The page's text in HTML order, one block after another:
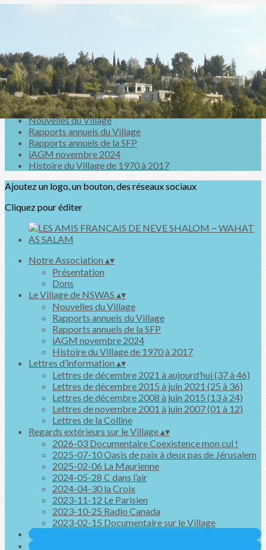
Menu
<
>
Nouvelles du Village
Rapports annuels du Village
Rapports annuels de la SFP
iAGM novembre 2024
Histoire du Village de 1970 à 2017
Ajoutez un logo, un bouton, des réseaux sociaux
Cliquez pour éditer
Notre Association ▴▾
Présentation
Dons
Le Village de NSWAS ▴▾
Nouvelles du Village
Rapports annuels du Village
Rapports annuels de la SFP
iAGM novembre 2024
Histoire du Village de 1970 à 2017
Lettres d’information ▴▾
Lettres de décembre 2021 à aujourd’hui (37 à 46)
Lettres de décembre 2015 à juin 2021 (25 à 36)
Lettres de décembre 2008 à juin 2015 (13 à 24)
Lettres de novembre 2001 à juin 2007 (01 à 12)
Lettres de la Colline
Regards extérieurs sur le Village▴▾
2026-03 Documentaire Coexistence mon cul !
2025-07-10 Oasis de paix à deux pas de Jérusalem
2025-02-06 La Maurienne
2024-05-28 C dans l’air
2024-04-30 la Croix
2023-11-12 Le Parisien
2023-10-25 Radio Canada
2023-02-15 Documentaire sur le Village